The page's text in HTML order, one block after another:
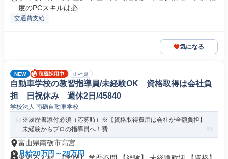
度のPCスキルは必...
交通費支給
気になる
NEW 正社員
自動車学校の教習指導員/未経験OK 資格取得は会社負
担 日祝休み 週休2日/45840
学校法人 南砺自動車学校
※履歴書添付必須（応募時）※【資格取得費用は会社が全額負担】
未経験からプロの指導員へ！費...
富山県南砺市高宮
月給20万円～28万円